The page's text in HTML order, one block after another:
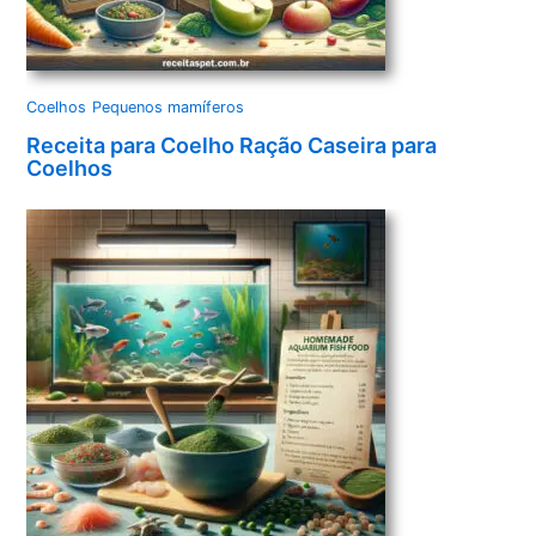
Coelhos Pequenos mamíferos
Receita para Coelho Ração Caseira para
Coelhos